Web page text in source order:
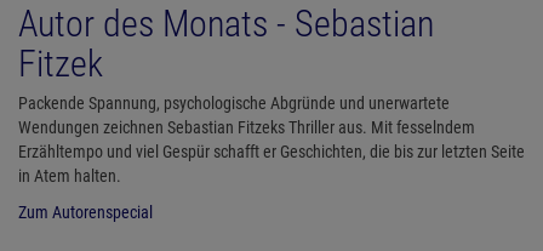
Autor des Monats - Sebastian
Fitzek
Packende Spannung, psychologische Abgründe und unerwartete
Wendungen zeichnen Sebastian Fitzeks Thriller aus. Mit fesselndem
Erzähltempo und viel Gespür schafft er Geschichten, die bis zur letzten Seite
in Atem halten.
Zum Autorenspecial